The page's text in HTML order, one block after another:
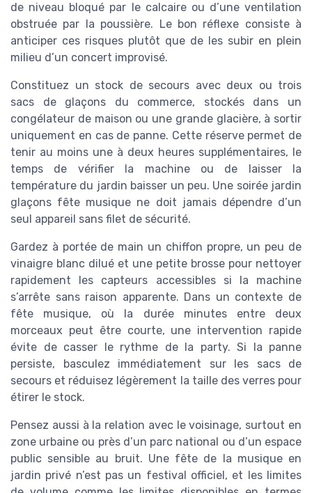
de niveau bloqué par le calcaire ou d’une ventilation
obstruée par la poussière. Le bon réflexe consiste à
anticiper ces risques plutôt que de les subir en plein
milieu d’un concert improvisé.
Constituez un stock de secours avec deux ou trois
sacs de glaçons du commerce, stockés dans un
congélateur de maison ou une grande glacière, à sortir
uniquement en cas de panne. Cette réserve permet de
tenir au moins une à deux heures supplémentaires, le
temps de vérifier la machine ou de laisser la
température du jardin baisser un peu. Une soirée jardin
glaçons fête musique ne doit jamais dépendre d’un
seul appareil sans filet de sécurité.
Gardez à portée de main un chiffon propre, un peu de
vinaigre blanc dilué et une petite brosse pour nettoyer
rapidement les capteurs accessibles si la machine
s’arrête sans raison apparente. Dans un contexte de
fête musique, où la durée minutes entre deux
morceaux peut être courte, une intervention rapide
évite de casser le rythme de la party. Si la panne
persiste, basculez immédiatement sur les sacs de
secours et réduisez légèrement la taille des verres pour
étirer le stock.
Pensez aussi à la relation avec le voisinage, surtout en
zone urbaine ou près d’un parc national ou d’un espace
public sensible au bruit. Une fête de la musique en
jardin privé n’est pas un festival officiel, et les limites